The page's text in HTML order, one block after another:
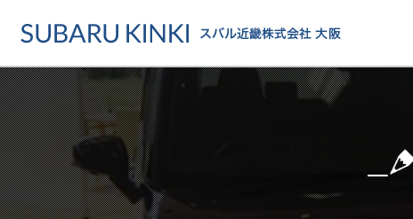
店舗情報 店舗
地域でさがす
地図でさがす
カーラインアップ
カーラインアップ一覧
乗用車
メンテナンス・サー
メンテナンス・サービストップ
車検・定期点検をする